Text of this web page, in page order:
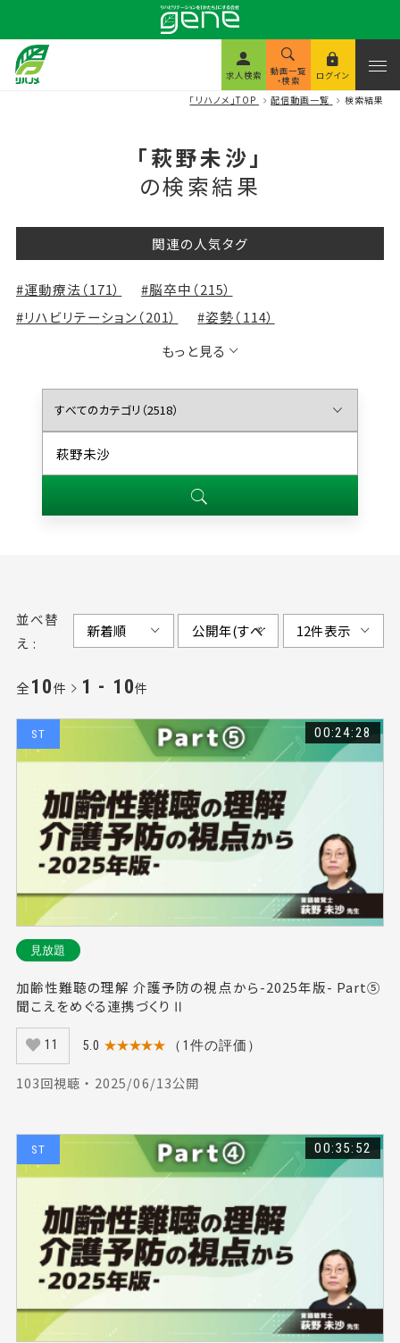
求人検索 動画一覧
・検索 ログイン
「リハノメ」TOP 配信動画一覧 検索結果
「萩野未沙」
の検索結果
関連の人気タグ
#運動療法（171）
#脳卒中（215）
#リハビリテーション（201）
#姿勢（114）
#解剖学（53）
#脳画像（79）
#片麻痺（82）
#失語症（115）
#高次脳機能障害（71）
#肩関節（48）
#言語聴覚士（69）
#触診（39）
#コミュニケーション（110）
#石井慎一郎（31）
#姿勢制御（44）
#誤嚥性肺炎（57）
#無料（67）
#痛み（56）
#拘縮（21）
#多裂筋（15）
#膝関節（43）
#ポジショニング（56）
#急性期（59）
#呼吸リハビリテーション（38）
#実技（29）
#脳血管疾患（10）
#マネジメント（48）
#多職種連携（48）
#理学療法士（22）
#森岡周（24）
#生活期（64）
#摂食嚥下（44）
#目標設定（58）
#エビデンス（35）
#予後予測（39）
#ストレッチ（24）
#井上登太（38）
#河重俊一郎（12）
#変形性膝関節症（32）
#スポーツ（34）
#ＴＨＡ（17）
#松本正知（19）
#町田志樹（16）
#人工関節（23）
#起き上がり（13）
#言語障害（16）
#変形性股関節症（21）
#運動（31）
#慢性疼痛（26）
#インソール（15）
#動作分析（16）
#疼痛（35）
#髙橋忠志（27）
#パーキンソン病（17）
#脊柱管狭窄症（7）
#骨折（22）
#腱板疎部（7）
#報酬（17）
#作業療法士（19）
#アセスメント（16）
#シーティング（21）
#活動（27）
#褥瘡（20）
#ステージ理論（15）
#行動変容（33）
#地域（21）
もっと見る
並べ替
え :
全10件 1 - 10件
ST 00:24:28
見放題
加齢性難聴の理解 介護予防の視点から-2025年版- Part⑤
聞こえをめぐる連携づくりⅡ
11 5.0 ★★★★★ （1件の評価）
103回視聴 ・ 2025/06/13公開
ST 00:35:52